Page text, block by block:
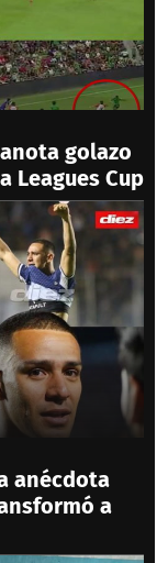
golazo
Leagues Cup
anécdota
a